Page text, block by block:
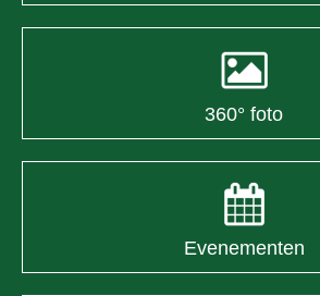
360° foto
Evenementen